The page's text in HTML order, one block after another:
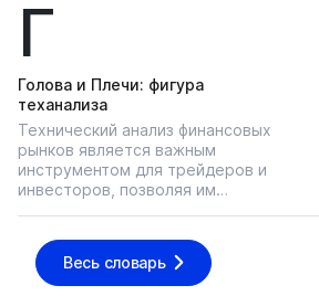
Г
Голова и Плечи: фигура
теханализа
Технический анализ финансовых
рынков является важным
инструментом для трейдеров и
инвесторов, позволяя им…
Весь словарь